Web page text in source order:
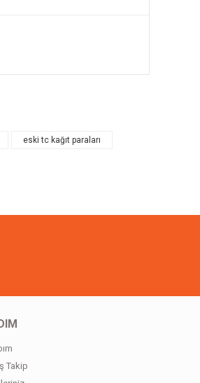
eski tc kağıt paraları
Takip